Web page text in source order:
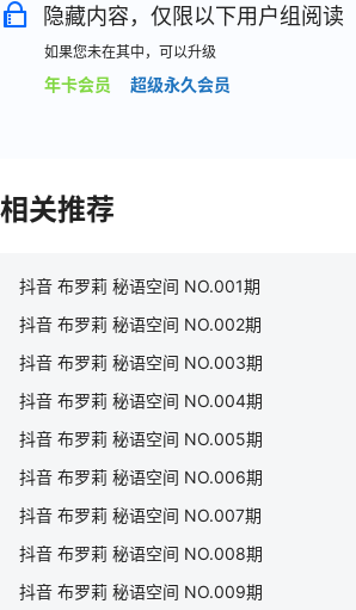
隐藏内容，仅限以下用户组阅读
如果您未在其中，可以升级
年卡会员 超级永久会员
相关推荐
抖音 布罗莉 秘语空间 NO.001期
抖音 布罗莉 秘语空间 NO.002期
抖音 布罗莉 秘语空间 NO.003期
抖音 布罗莉 秘语空间 NO.004期
抖音 布罗莉 秘语空间 NO.005期
抖音 布罗莉 秘语空间 NO.006期
抖音 布罗莉 秘语空间 NO.007期
抖音 布罗莉 秘语空间 NO.008期
抖音 布罗莉 秘语空间 NO.009期